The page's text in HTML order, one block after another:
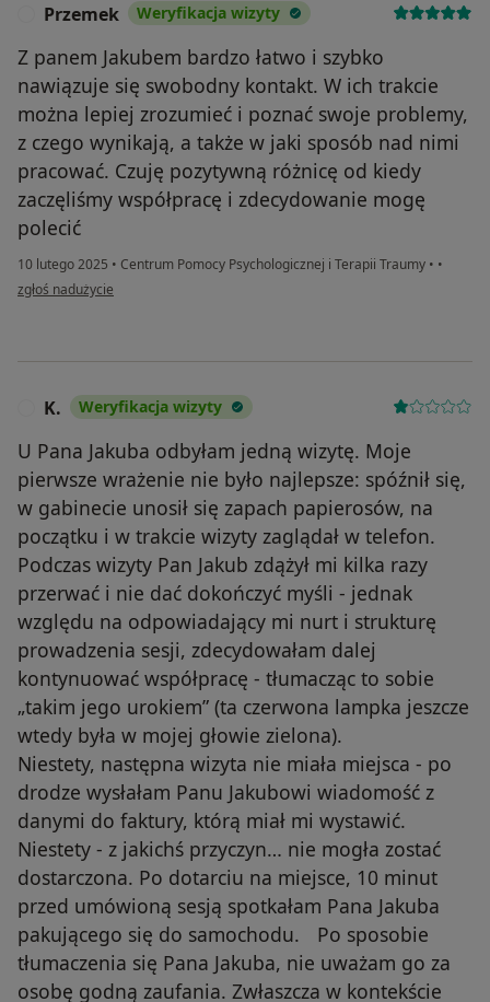
Przemek Weryfikacja wizyty
Z panem Jakubem bardzo łatwo i szybko
nawiązuje się swobodny kontakt. W ich trakcie
można lepiej zrozumieć i poznać swoje problemy,
z czego wynikają, a także w jaki sposób nad nimi
pracować. Czuję pozytywną różnicę od kiedy
zaczęliśmy współpracę i zdecydowanie mogę
polecić
10 lutego 2025 • Centrum Pomocy Psychologicznej i Terapii Traumy • •
w opinii użytkownika Przemek
zgłoś nadużycie
K. Weryfikacja wizyty
U Pana Jakuba odbyłam jedną wizytę. Moje
pierwsze wrażenie nie było najlepsze: spóźnił się,
w gabinecie unosił się zapach papierosów, na
początku i w trakcie wizyty zaglądał w telefon.
Podczas wizyty Pan Jakub zdążył mi kilka razy
przerwać i nie dać dokończyć myśli - jednak
względu na odpowiadający mi nurt i strukturę
prowadzenia sesji, zdecydowałam dalej
kontynuować współpracę - tłumacząc to sobie
„takim jego urokiem” (ta czerwona lampka jeszcze
wtedy była w mojej głowie zielona).
Niestety, następna wizyta nie miała miejsca - po
drodze wysłałam Panu Jakubowi wiadomość z
danymi do faktury, którą miał mi wystawić.
Niestety - z jakichś przyczyn… nie mogła zostać
dostarczona. Po dotarciu na miejsce, 10 minut
przed umówioną sesją spotkałam Pana Jakuba
pakującego się do samochodu. Po sposobie
tłumaczenia się Pana Jakuba, nie uważam go za
osobę godną zaufania. Zwłaszcza w kontekście